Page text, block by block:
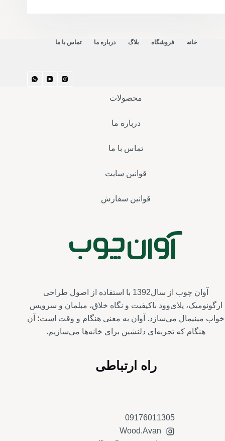
خانه فروشگاه بلاگ درباره ما تماس با ما
محصولات
درباره ما
تماس با ما
قوانین سایت
قوانین سفارش
آوان چوب از سال1392 با استفاده از اصول طراحی
ارگونومیک، پلای‌وود باکیفیت و نگاه خلاق، مبلمان و سرویس‌
خواب مینیمال می‌سازد. آوان به معنی هنگام و وقت است؛ آن
هنگام که تجربه‌ای دلنشین برای خانه‌ها می‌سازیم.
راه ارتباطی
09176011305
Wood.Avan